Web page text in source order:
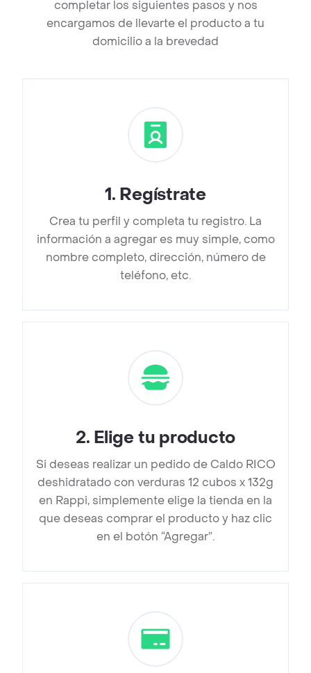
completar los siguientes pasos y nos
encargamos de llevarte el producto a tu
domicilio a la brevedad
1. Regístrate
Crea tu perfil y completa tu registro. La
información a agregar es muy simple, como
nombre completo, dirección, número de
teléfono, etc.
2. Elige tu producto
Si deseas realizar un pedido de Caldo RICO
deshidratado con verduras 12 cubos x 132g
en Rappi, simplemente elige la tienda en la
que deseas comprar el producto y haz clic
en el botón “Agregar”.